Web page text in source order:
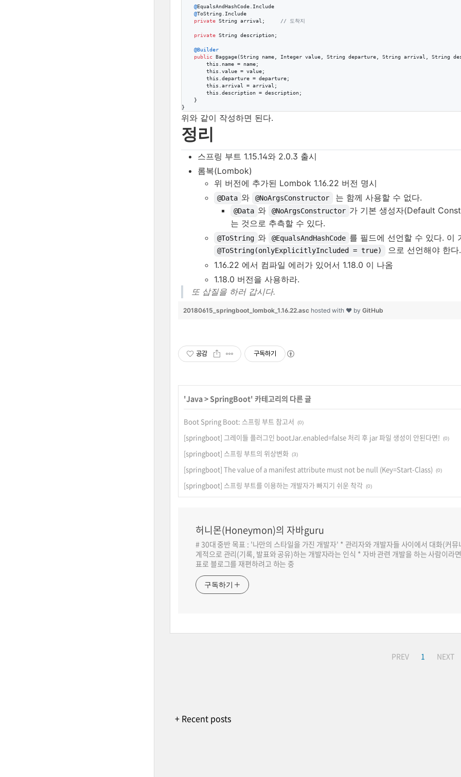
@EqualsAndHashCode. Include
@ToString . Include
private String arrival ; // 도착지
private String description;
@Builder
public
Baggage(String name, Integer value, String departure, String arrival , String
this . name = name;
this .value = value;
this .departure = departure;
this .arrival = arrival ;
this .description = description;
    }
}
위와 같이 작성하면 된다.
정리
스프링 부트 1.15.14와 2.0.3 출시
롬복(Lombok)
위 버전에 추가된 Lombok 1.16.22 버전 명시
@Data 와 @NoArgsConstructor 는 함께 사용할 수 없다.
@Data 와 @NoArgsConstructor 가 기본 생성자(Default
는 것으로 추측할 수 있다.
@ToString 와 @EqualsAndHashCode 를 필드에 선언할 수 있다. 이
@ToString(onlyExplicitlyIncluded = true)
으로 선언해야 한다.
1.16.22 에서 컴파일 에러가 있어서 1.18.0 이 나옴
1.18.0 버전을 사용하라.
또 삽질을 하러 갑시다.
20180615_springboot_lombok_1.16.22.asc hosted with ❤ by GitHub
공감 구독하기
'Java> SpringBoot' 카테고리의 다른 글
Boot Spring Boot: 스프링 부트 참고서 (0)
[springboot] 그레이들 플러그인 bootJar.enabled=false 처리 후 jar 파일 생성이 안된다면!
(0)
[springboot] 스프링 부트의 위상변화 (3)
[springboot] The value of a manifest attribute must not be null (Key=Start-Class)
(0)
[springboot] 스프링 부트를 이용하는 개발자가 빠지기 쉬운 착각 (0)
허니몬(Honeymon)의 자바guru
# 30대 중반 목표 : '나만의 스타일을 가진 개발자' * 관리자와 개발자들 사이에서 대화(커
계적으로 관리(기록, 발표와 공유)하는 개발자라는 인식 * 자바 관련 개발을 하는 사람이라
표로 블로그를 재편하려고 하는 중
구독하기
PREV 1 NEXT
+ Recent posts